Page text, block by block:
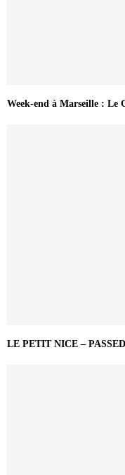
Week-end à Marseille :
LE PETIT NICE –